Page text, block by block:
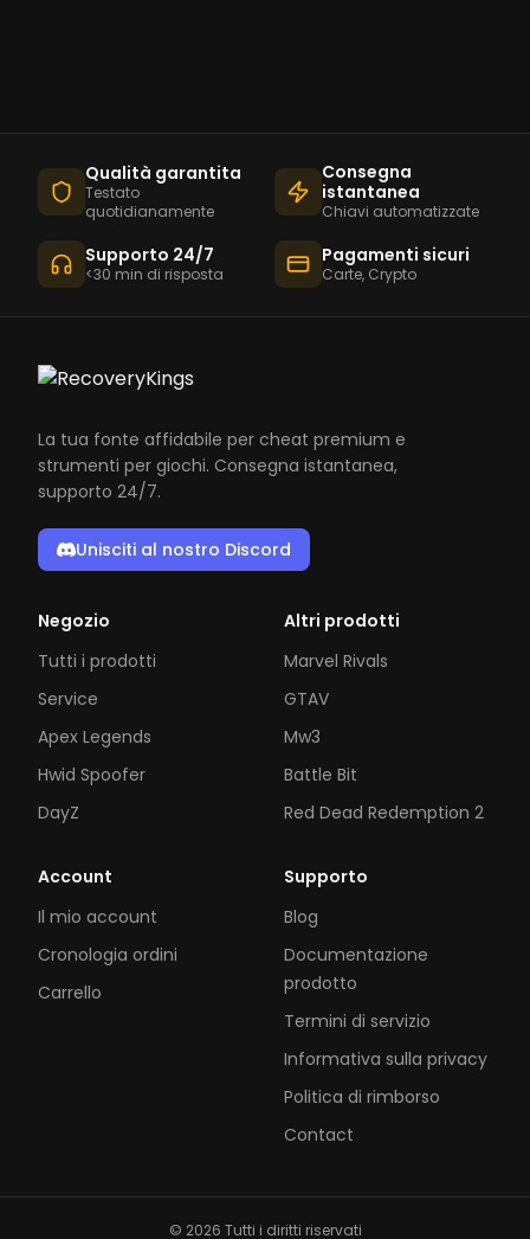
Qualità garantita
Testato
quotidianamente
Consegna
istantanea
Chiavi automatizzate
Supporto 24/7
<30 min di risposta
Pagamenti sicuri
Carte, Crypto
La tua fonte affidabile per cheat premium e
strumenti per giochi. Consegna istantanea,
supporto 24/7.
Unisciti al nostro Discord
Negozio
Tutti i prodotti
Service
Apex Legends
Hwid Spoofer
DayZ
Altri prodotti
Marvel Rivals
GTAV
Mw3
Battle Bit
Red Dead Redemption 2
Account
Il mio account
Cronologia ordini
Carrello
Supporto
Blog
Documentazione
prodotto
Termini di servizio
Informativa sulla privacy
Politica di rimborso
Contact
© 2026 Tutti i diritti riservati